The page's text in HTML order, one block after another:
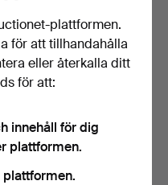
MATGRUPP. Teak, 5 delar.
Klubbades 7 jun 2026
9 bud
plattformen.
för att tillhandahålla
eller återkalla ditt
för att:
innehåll för dig
plattformen.